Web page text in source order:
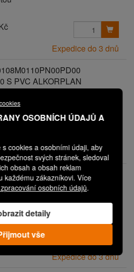
OSOBNÍCH ÚDAJŮ A
s cookies a osobními údaji, aby
svých stránek, sledoval
obsah a obsah reklam
každému zákazníkovi. Více
osobních údajů.
detaily
vše
Expedice do 3 dnů
S PVC ALKORPLAN
vpust s integrovanou PVC
Expedice do 3 dnů
S PVC FATRAFOL 810 -
střešní vpust s integrovanou PVC
Expedice do 3 dnů